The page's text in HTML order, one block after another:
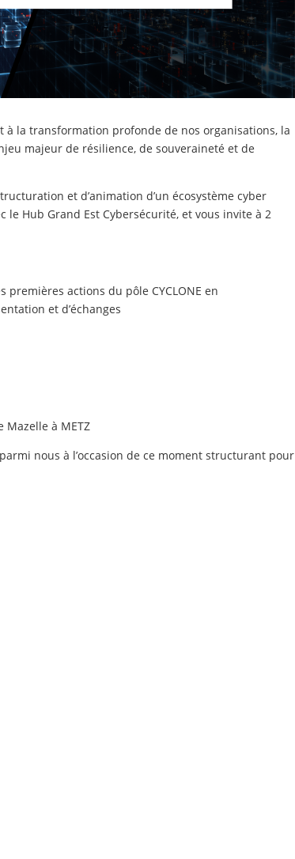
à la transformation profonde de nos organisations, la
majeur de résilience, de souveraineté et de
et d’animation d’un écosystème cyber
Hub Grand Est Cybersécurité, et vous invite à 2
actions du pôle CYCLONE en
et d’échanges
Mazelle à METZ
nous à l’occasion de ce moment structurant pour